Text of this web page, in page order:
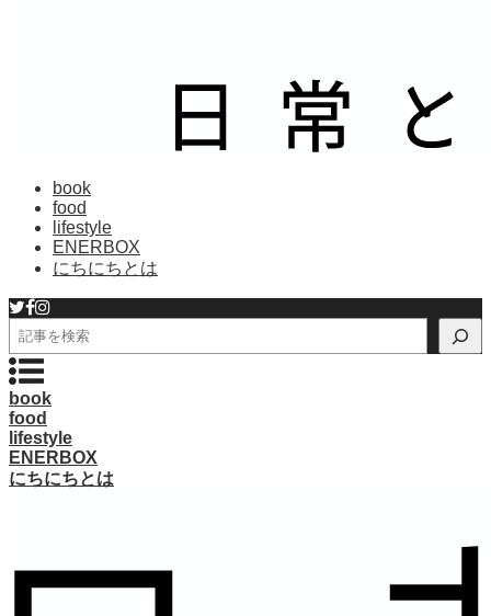
book
food
lifestyle
ENERBOX
にちにちとは
検
索
book
food
lifestyle
ENERBOX
にちにちとは